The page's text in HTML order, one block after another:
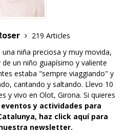
219 Articles
una niña preciosa y muy movida,
un niño guapísimo y valiente
estaba "sempre viaggiando" y
cantando y saltando. Llevo 10
y vivo en Olot, Girona. Si quieres
eventos y actividades para
haz click aquí para
newsletter.